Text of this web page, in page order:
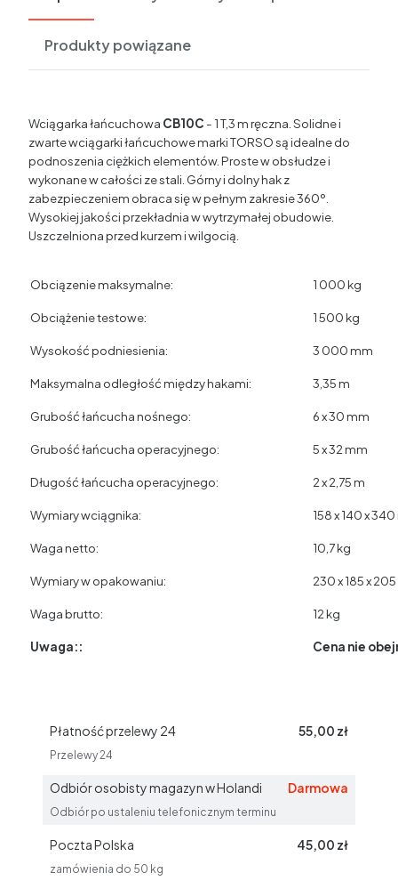
Produkty powiązane
Wciągarka łańcuchowa CB10C - 1 T,3 m ręczna. Solidne i
zwarte wciągarki łańcuchowe marki TORSO są idealne do
podnoszenia ciężkich elementów. Proste w obsłudze i
wykonane w całości ze stali. Górny i dolny hak z
zabezpieczeniem obraca się w pełnym zakresie 360º.
Wysokiej jakości przekładnia w wytrzymałej obudowie.
Uszczelniona przed kurzem i wilgocią.
Obciązenie maksymalne:
Obciążenie testowe:
Wysokość podniesienia:
Maksymalna odległość między hakami:
Grubość łańcucha nośnego:
Grubość łańcucha operacyjnego:
Długość łańcucha operacyjnego:
Wymiary wciągnika:
Waga netto:
Wymiary w opakowaniu:
Waga brutto:
Uwaga::
1 000 kg
1 500 kg
3 000 mm
3,35 m
6 x 30 mm
5 x 32 mm
2 x 2,75 m
158 x 140 x
10,7 kg
230 x 185 x
12 kg
Cena nie
Płatność przelewy 24 55,00 zł
Przelewy 24
Odbiór osobisty magazyn w Holandi Darmowa
Odbiór po ustaleniu telefonicznym terminu
Poczta Polska 45,00 zł
zamówienia do 50 kg